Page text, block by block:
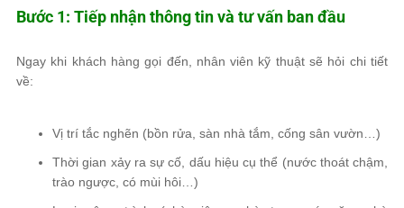
Bước 1: Tiếp nhận thông tin và tư vấn ban đầu
Ngay khi khách hàng gọi đến, nhân viên kỹ thuật sẽ hỏi chi tiết
về:
Vị trí tắc nghẽn (bồn rửa, sàn nhà tắm, cống sân vườn…)
Thời gian xảy ra sự cố, dấu hiệu cụ thể (nước thoát chậm,
trào ngược, có mùi hôi…)